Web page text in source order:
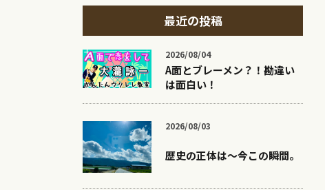
最近の投稿
2026/08/04
A面とブレーメン？！勘違い
は面白い！
2026/08/03
歴史の正体は〜今この瞬間。